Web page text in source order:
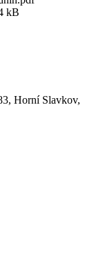
kB
Horní Slavkov,